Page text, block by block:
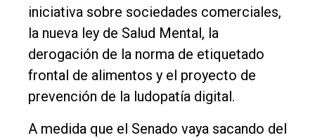
iniciativa sobre sociedades comerciales,
la nueva ley de Salud Mental, la
derogación de la norma de etiquetado
frontal de alimentos y el proyecto de
prevención de la ludopatía digital.
A medida que el Senado vaya sacando del